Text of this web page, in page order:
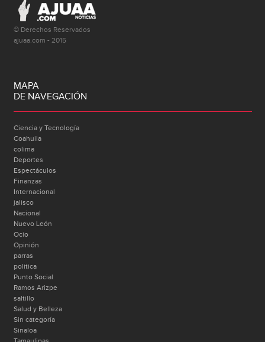
© Derechos Reservados
ajuaa.com - 2015
MAPA
DE NAVEGACIÓN
Ciencia y Tecnología
Coahuila
colima
Deportes
Espectáculos
Finanzas
Internacional
jalisco
Nacional
Nuevo León
Ocio
Opinión
parras
politica
Punto Social
Ramos Arizpe
saltillo
Salud y Belleza
Sin categoría
Sinaloa